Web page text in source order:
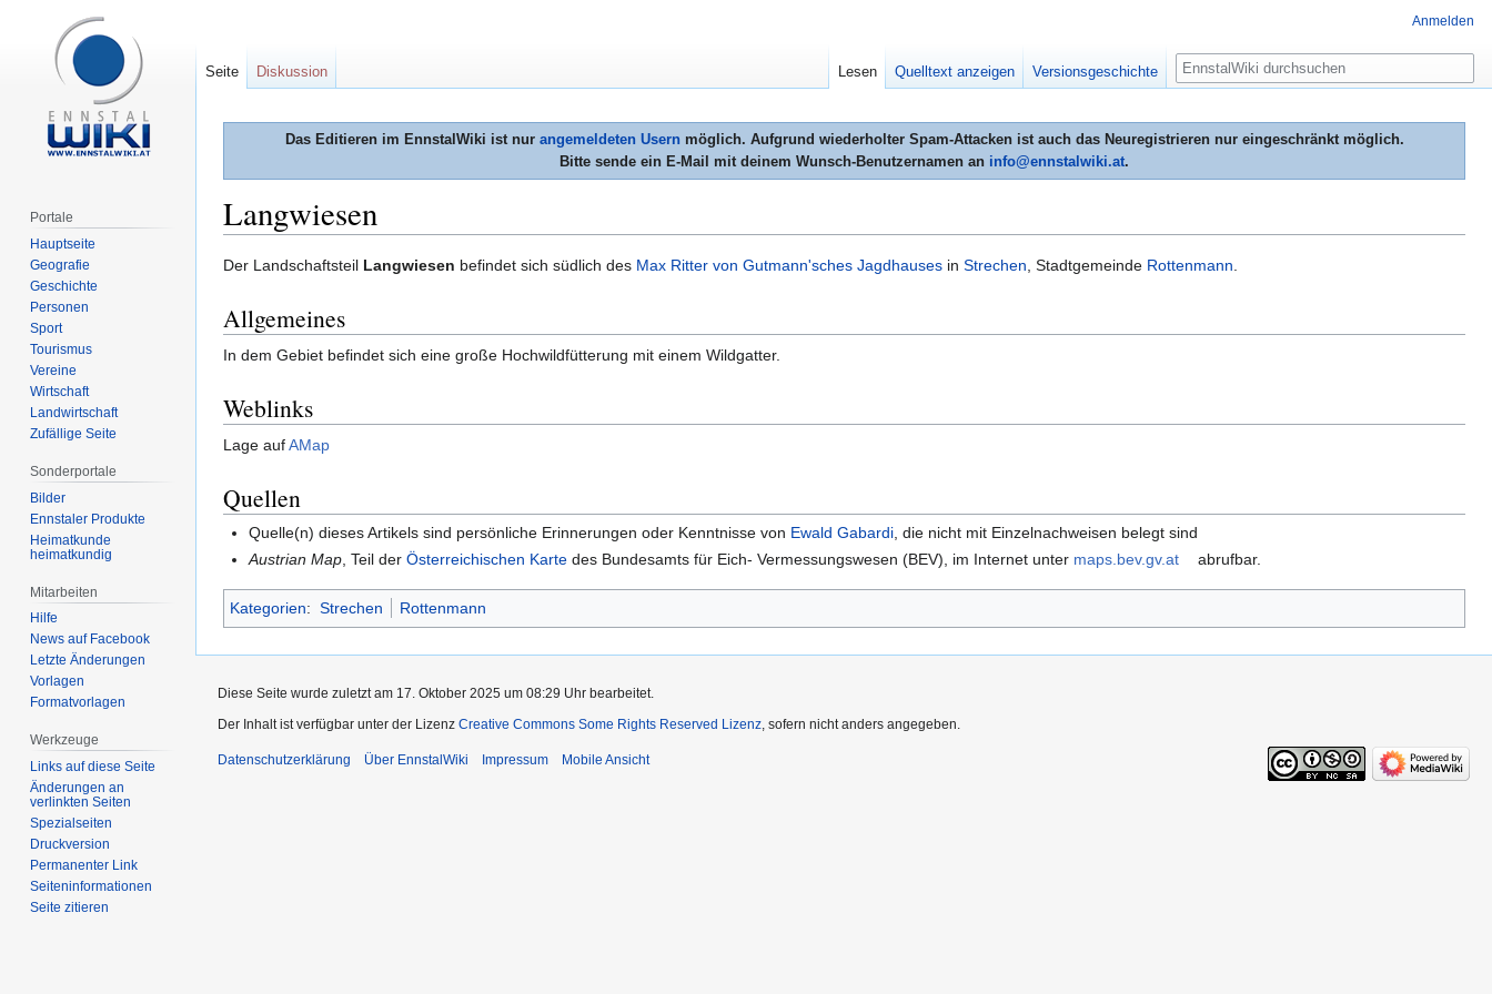
Das Editieren im EnnstalWiki ist nur angemeldeten Usernmöglich. Aufgrund wiederholter Spam-Attacken ist auch das Neuregistrieren nur eingeschränkt möglich.
Bitte sende ein E-Mail mit deinem Wunsch-Benutzernamen an info@ennstalwiki.at.
Langwiesen
Zur
springen
Zur
springen
Der Landschaftsteil Langwiesen befindet sich südlich des Max Ritter von Gutmann'sches Jagdhauses in Strechen, Stadtgemeinde Rottenmann.
Allgemeines
In dem Gebiet befindet sich eine große Hochwildfütterung mit einem Wildgatter.
Weblinks
Lage aufAMap
Quellen
Quelle(n) dieses Artikels sind persönliche Erinnerungen oder Kenntnisse von Ewald Gabardi , die nicht mit Einzelnachweisen belegt sind
Austrian Map, Teil derÖsterreichischen Karte des Bundesamts für Eich- Vermessungswesen (BEV), im Internet unter maps.bev.gv.at abrufbar.
Kategorien: Strechen Rottenmann
Anmelden
Seite Diskussion Lesen Quelltext anzeigen Versionsgeschichte
Suche
Portale
Hauptseite
Geografie
Geschichte
Personen
Sport
Tourismus
Vereine
Wirtschaft
Landwirtschaft
Zufällige Seite
Sonderportale
Bilder
Ennstaler Produkte
Heimatkunde
heimatkundig
Mitarbeiten
Hilfe
News auf Facebook
Letzte Änderungen
Vorlagen
Formatvorlagen
Werkzeuge
Links auf diese Seite
Änderungen an
verlinkten Seiten
Spezialseiten
Druckversion
Permanenter Link
Seiten­informationen
Seite zitieren
Diese Seite wurde zuletzt am 17. Oktober 2025 um 08:29 Uhr bearbeitet.
Der Inhalt ist verfügbar unter der Lizenz Creative Commons Some Rights Reserved Lizenz, sofern nicht anders angegeben.
Datenschutzerklärung Über EnnstalWiki Impressum Mobile Ansicht